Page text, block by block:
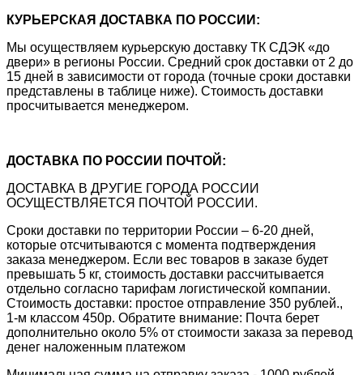
КУРЬЕРСКАЯ ДОСТАВКА ПО РОССИИ:
Мы осуществляем курьерскую доставку ТК СДЭК «до
двери» в регионы России. Средний срок доставки от 2 до
15 дней в зависимости от города (точные сроки доставки
представлены в таблице ниже). Стоимость доставки
просчитывается менеджером.
ДОСТАВКА ПО РОССИИ ПОЧТОЙ:
ДОСТАВКА В ДРУГИЕ ГОРОДА РОССИИ
ОСУЩЕСТВЛЯЕТСЯ ПОЧТОЙ РОССИИ.
Сроки доставки по территории России – 6-20 дней,
которые отсчитываются с момента подтверждения
заказа менеджером. Если вес товаров в заказе будет
превышать 5 кг, стоимость доставки рассчитывается
отдельно согласно тарифам логистической компании.
Стоимость доставки: простое отправление 350 рублей.,
1-м классом 450р. Обратите внимание: Почта берет
дополнительно около 5% от стоимости заказа за перевод
денег наложенным платежом